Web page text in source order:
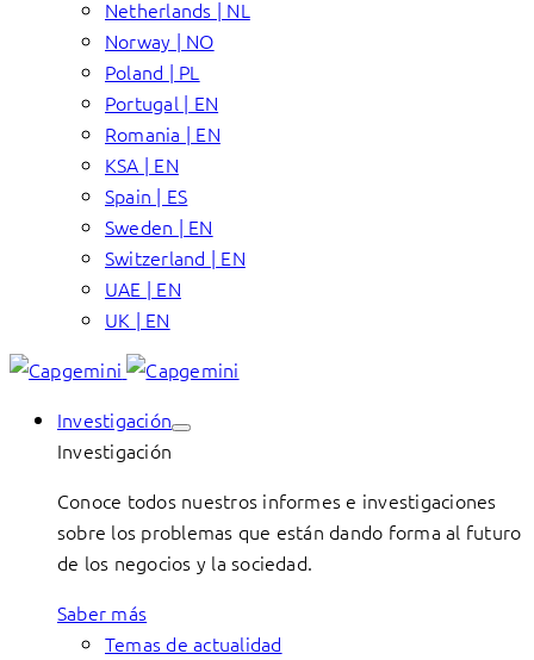
Netherlands | NL
Norway | NO
Poland | PL
Portugal | EN
Romania | EN
KSA | EN
Spain | ES
Sweden | EN
Switzerland | EN
UAE | EN
UK | EN
Investigación
Investigación
Conoce todos nuestros informes e investigaciones
sobre los problemas que están dando forma al futuro
de los negocios y la sociedad.
Saber más
Temas de actualidad